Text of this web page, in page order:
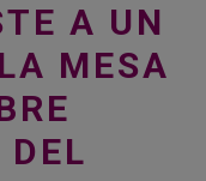
A UN
MESA